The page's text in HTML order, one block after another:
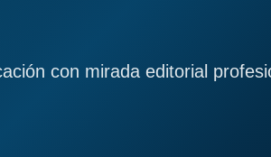
con mirada editorial